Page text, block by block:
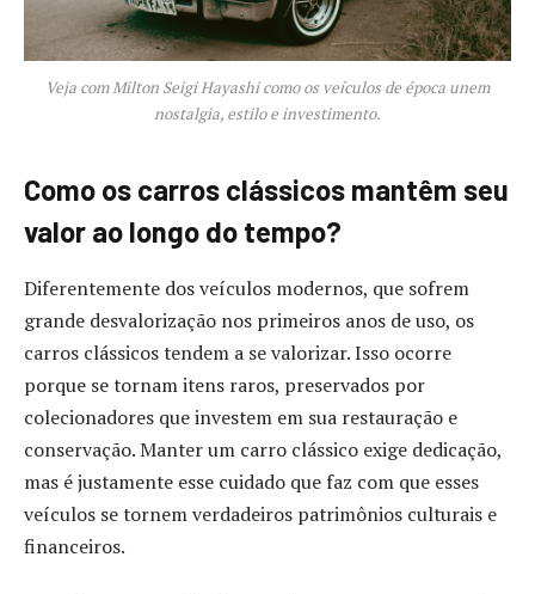
Veja com Milton Seigi Hayashi como os veículos de época unem
nostalgia, estilo e investimento.
Como os carros clássicos mantêm seu
valor ao longo do tempo?
Diferentemente dos veículos modernos, que sofrem
grande desvalorização nos primeiros anos de uso, os
carros clássicos tendem a se valorizar. Isso ocorre
porque se tornam itens raros, preservados por
colecionadores que investem em sua restauração e
conservação. Manter um carro clássico exige dedicação,
mas é justamente esse cuidado que faz com que esses
veículos se tornem verdadeiros patrimônios culturais e
financeiros.